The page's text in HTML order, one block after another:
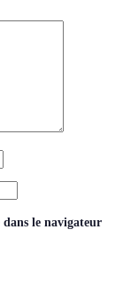
le navigateur